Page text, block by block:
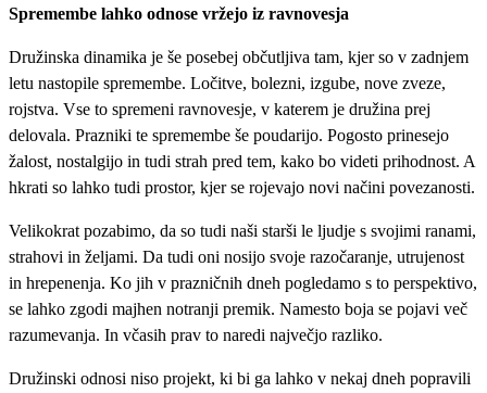
Spremembe lahko odnose vržejo iz ravnovesja
Družinska dinamika je še posebej občutljiva tam, kjer so v zadnjem
letu nastopile spremembe. Ločitve, bolezni, izgube, nove zveze,
rojstva. Vse to spremeni ravnovesje, v katerem je družina prej
delovala. Prazniki te spremembe še poudarijo. Pogosto prinesejo
žalost, nostalgijo in tudi strah pred tem, kako bo videti prihodnost. A
hkrati so lahko tudi prostor, kjer se rojevajo novi načini povezanosti.
Velikokrat pozabimo, da so tudi naši starši le ljudje s svojimi ranami,
strahovi in željami. Da tudi oni nosijo svoje razočaranje, utrujenost
in hrepenenja. Ko jih v prazničnih dneh pogledamo s to perspektivo,
se lahko zgodi majhen notranji premik. Namesto boja se pojavi več
razumevanja. In včasih prav to naredi največjo razliko.
Družinski odnosi niso projekt, ki bi ga lahko v nekaj dneh popravili